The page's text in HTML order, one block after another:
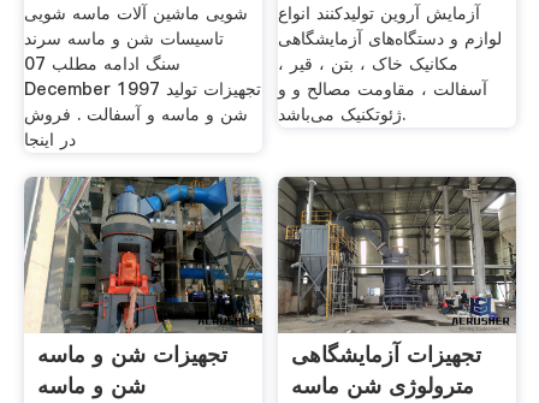
شویی ماشین آلات ماسه شویی
تاسیسات شن و ماسه سرند
سنگ ادامه مطلب 07
December 1997 تجهیزات تولید
شن و ماسه و آسفالت . فروش
در اینجا
آزمایش آروین تولیدکنند انواع
لوازم و دستگاه‌های آزمایشگاهی
مکانیک خاک ، بتن ، قیر ،
آسفالت ، مقاومت مصالح و و
ژئوتکنیک می‌باشد.
تجهیزات شن و ماسه
شن و ماسه
تجهیزات آزمایشگاهی
مترولوژی شن ماسه